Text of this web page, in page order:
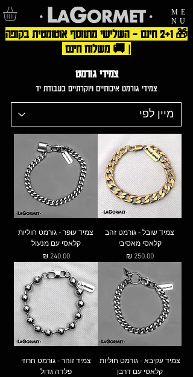
ME
NU
🎁 2+1 חינם – השלישי מתווסף אוטומטית בקופה
| 🚚 משלוח חינם
צמידי גורמט
צמידי גורמט איכותיים ויוקרתיים בעבודת יד
צמיד שובל - גורמט זהב
קלאסי מאסיבי
מחיר‏250.00 ‏₪
צמיד עופר - גורמט חוליות
קלאסי עם מנעול
מחיר‏240.00 ‏₪
צמיד עקיבא - גורמט חוליות
קלאסי עם דרבן
צמיד זוהר - גורמט חרוזי
פלדה גדול